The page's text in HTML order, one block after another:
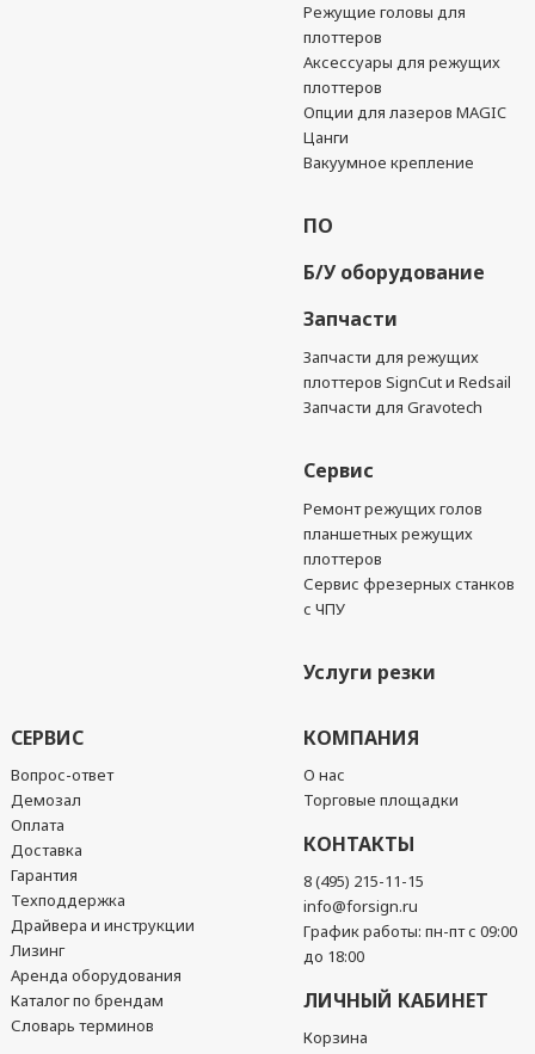
Режущие головы для
плоттеров
Аксессуары для режущих
плоттеров
Опции для лазеров MAGIC
Цанги
Вакуумное крепление
ПО
Б/У оборудование
Запчасти
Запчасти для режущих
плоттеров SignCut и Redsail
Запчасти для Gravotech
Сервис
Ремонт режущих голов
планшетных режущих
плоттеров
Сервис фрезерных станков
с ЧПУ
Услуги резки
СЕРВИС
Вопрос-ответ
Демозал
Оплата
Доставка
Гарантия
Техподдержка
Драйвера и инструкции
Лизинг
Аренда оборудования
Каталог по брендам
Словарь терминов
КОМПАНИЯ
О нас
Торговые площадки
КОНТАКТЫ
8 (495) 215-11-15
info@forsign.ru
График работы: пн-пт с 09:00
до 18:00
ЛИЧНЫЙ КАБИНЕТ
Корзина